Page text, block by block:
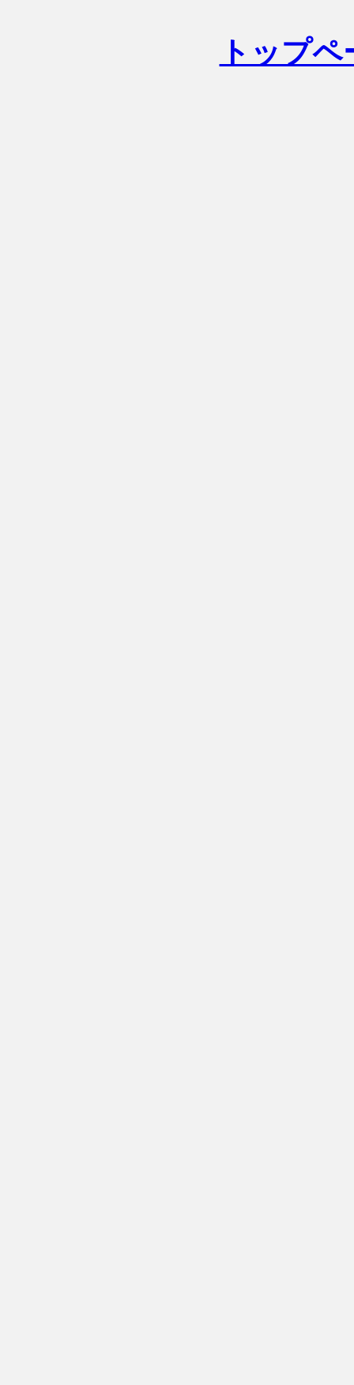
トップ